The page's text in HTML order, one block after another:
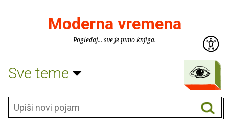
Moderna vremena
Pogledaj... sve je puno knjiga.
Sve teme